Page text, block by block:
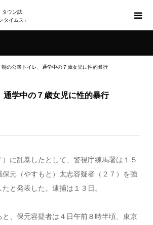
ウン誌
タイムス」
朝の公衆トイレ、通学中の７歳女児に性的暴行
通学中の７歳女児に性的暴行
に乱暴したとして、警視庁練馬署は１５
保元（やすもと）太志容疑者（２７）を強
と発表した。逮捕は１３日。
、保元容疑者は４日午前８時半頃、東京